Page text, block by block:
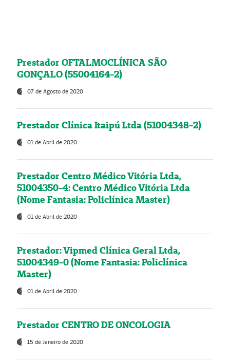
Prestador OFTALMOCLÍNICA SÃO
GONÇALO (55004164-2)
07 de Agosto de 2020
Prestador Clínica Itaipú Ltda (51004348-2)
01 de Abril de 2020
Prestador Centro Médico Vitória Ltda,
51004350-4: Centro Médico Vitória Ltda
(Nome Fantasia: Policlínica Master)
01 de Abril de 2020
Prestador: Vipmed Clínica Geral Ltda,
51004349-0 (Nome Fantasia: Policlínica
Master)
01 de Abril de 2020
Prestador CENTRO DE ONCOLOGIA
15 de Janeiro de 2020